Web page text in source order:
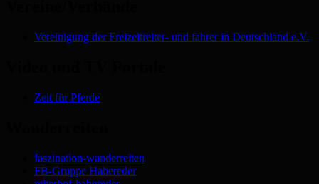
Vereinigung der Freizeitreiter- und fahrer in Deutschland e.V.
Zeit für Pferde
faszination-wanderreiten
FB-Gruppe Habereder